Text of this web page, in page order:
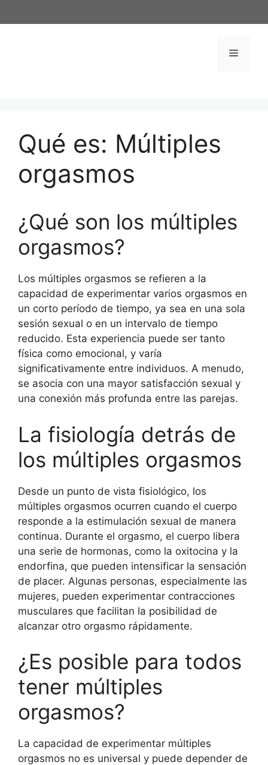
al
Menú
Qué es: Múltiples
orgasmos
¿Qué son los múltiples
orgasmos?
Los múltiples orgasmos se refieren a la
capacidad de experimentar varios orgasmos en
un corto período de tiempo, ya sea en una sola
sesión sexual o en un intervalo de tiempo
reducido. Esta experiencia puede ser tanto
física como emocional, y varía
significativamente entre individuos. A menudo,
se asocia con una mayor satisfacción sexual y
una conexión más profunda entre las parejas.
La fisiología detrás de
los múltiples orgasmos
Desde un punto de vista fisiológico, los
múltiples orgasmos ocurren cuando el cuerpo
responde a la estimulación sexual de manera
continua. Durante el orgasmo, el cuerpo libera
una serie de hormonas, como la oxitocina y la
endorfina, que pueden intensificar la sensación
de placer. Algunas personas, especialmente las
mujeres, pueden experimentar contracciones
musculares que facilitan la posibilidad de
alcanzar otro orgasmo rápidamente.
¿Es posible para todos
tener múltiples
orgasmos?
La capacidad de experimentar múltiples
orgasmos no es universal y puede depender de